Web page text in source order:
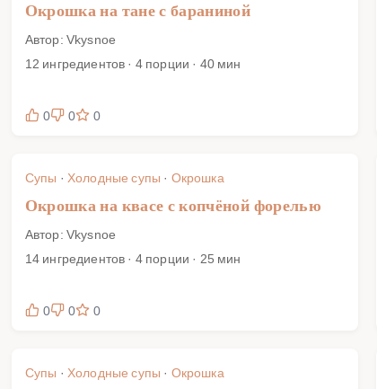
Окрошка на тане с бараниной
Автор: Vkysnoe
12 ингредиентов · 4 порции · 40 мин
0 0 0
Супы · Холодные супы · Окрошка
Окрошка на квасе с копчёной форелью
Автор: Vkysnoe
14 ингредиентов · 4 порции · 25 мин
0 0 0
Супы · Холодные супы · Окрошка